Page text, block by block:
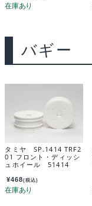
バギー
タミヤ SP.1414 TRF2
01 フロント・ディッシ
ュホイール 51414
¥468(税込)